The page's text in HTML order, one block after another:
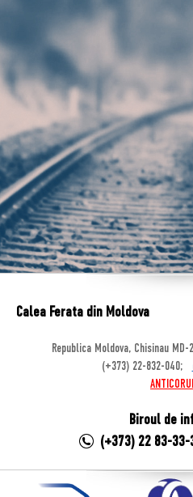
Calea Ferata din Moldova
Republica Moldova, Chisinau
(+373) 22-832-040;
Biroul de
(+373) 22 83-33-